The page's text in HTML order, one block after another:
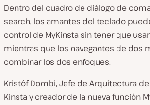
Dentro del cuadro de diálogo de
search, los amantes del teclado
control de MyKinsta sin tener que
mientras que los navegantes de dos
combinar los dos enfoques.
Kristóf Dombi, Jefe de Arquitectura
Kinsta y creador de la nueva función